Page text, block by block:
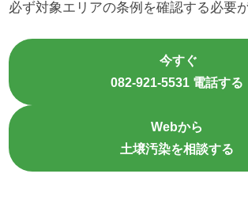
必ず対象エリアの条例を確認する必要
今すぐ
082-921-5531 電話する
Webから
土壌汚染を相談する